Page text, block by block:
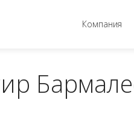
Компания